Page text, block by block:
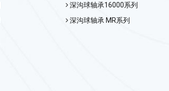
深沟球轴承16000系列
深沟球轴承 MR系列